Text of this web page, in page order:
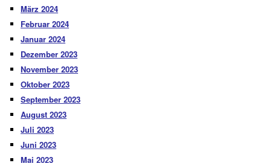
März 2024
Februar 2024
Januar 2024
Dezember 2023
November 2023
Oktober 2023
September 2023
August 2023
Juli 2023
Juni 2023
Mai 2023